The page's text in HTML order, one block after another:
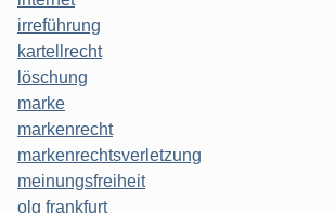
irreführung
kartellrecht
löschung
marke
markenrecht
markenrechtsverletzung
meinungsfreiheit
olg frankfurt